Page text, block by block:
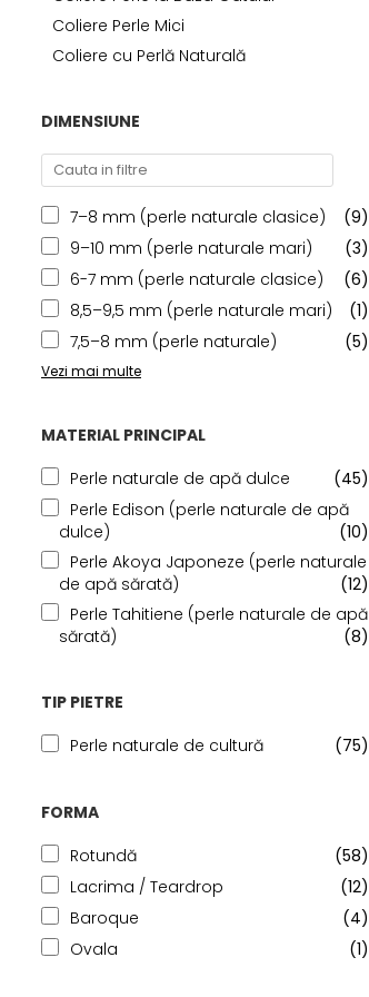
Seturi Perle cu Argint
Brățări cu Perle
Brose cu Perle
Coliere Perle Mici
Coliere cu Perlă Naturală
DIMENSIUNE
7–8 mm (perle naturale clasice)
(9)
9–10 mm (perle naturale mari)
(3)
6-7 mm (perle naturale clasice)
(6)
8,5–9,5 mm (perle naturale mari)
(1)
7,5–8 mm (perle naturale)
(5)
Vezi mai multe
MATERIAL PRINCIPAL
Perle naturale de apă dulce
(45)
Perle Edison (perle naturale de apă
dulce)
(10)
Perle Akoya Japoneze (perle naturale
de apă sărată)
(12)
Perle Tahitiene (perle naturale de apă
sărată)
(8)
TIP PIETRE
Perle naturale de cultură
(75)
FORMA
Rotundă
(58)
Lacrima / Teardrop
(12)
Baroque
(4)
Ovala
(1)